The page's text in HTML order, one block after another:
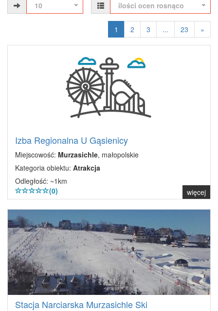
10 ilości ocen rosnąco
1 2 3 ... 23 »
Izba Regionalna U Gąsienicy
Miejscowość: Murzasichle, małopolskie
Kategoria obiektu: Atrakcja
Odległość: ~1km
(0)
więcej
Stacja Narciarska Murzasichle Ski